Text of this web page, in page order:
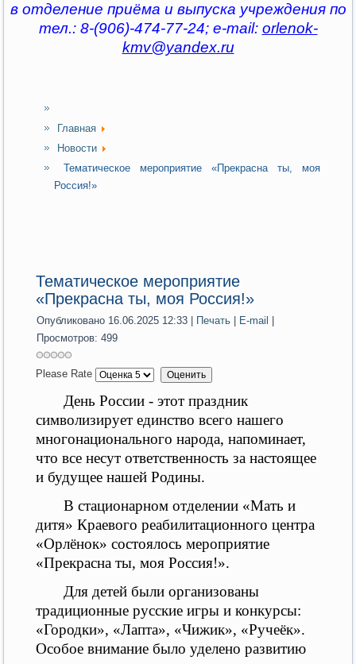
в отделение приёма и выпуска учреждения по
тел.: 8-(906)-474-77-24; e-mail: orlenok-
kmv@yandex.ru
Главная
Новости
Тематическое мероприятие «Прекрасна ты, моя
Россия!»
Тематическое мероприятие
«Прекрасна ты, моя Россия!»
Опубликовано 16.06.2025 12:33 Печать E-mail
Просмотров: 499
Please Rate
День России - этот праздник
символизирует единство всего нашего
многонационального народа, напоминает,
что все несут ответственность за настоящее
и будущее нашей Родины.
В стационарном отделении «Мать и
дитя»Краевого реабилитационного центра
«Орлёнок» состоялось мероприятие
«Прекрасна ты, моя Россия!».
Для детей были организованы
традиционные русские игры и конкурсы:
«Городки», «Лапта», «Чижик», «Ручеёк».
Особое внимание было уделено развитию